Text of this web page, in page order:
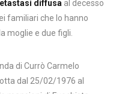
diffusa al decesso
familiari che lo hanno
moglie e due figli.
di Currò Carmelo
dal 25/02/1976 al